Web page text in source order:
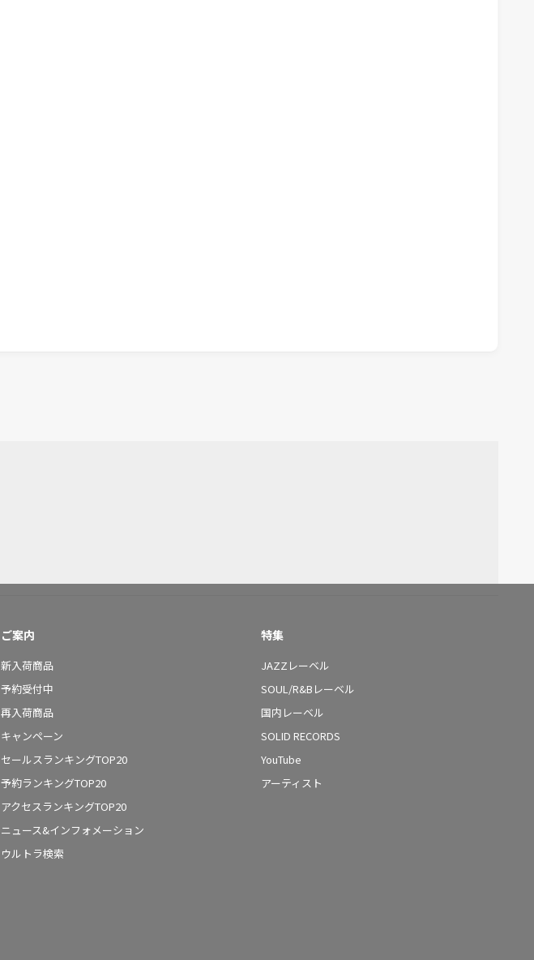
ご案内
新入荷商品
予約受付中
再入荷商品
キャンペーン
セールスランキングTOP20
予約ランキングTOP20
アクセスランキングTOP20
ニュース&インフォメーション
ウルトラ検索
特集
JAZZレーベル
SOUL/R&Bレーベル
国内レーベル
SOLID RECORDS
YouTube
アーティスト